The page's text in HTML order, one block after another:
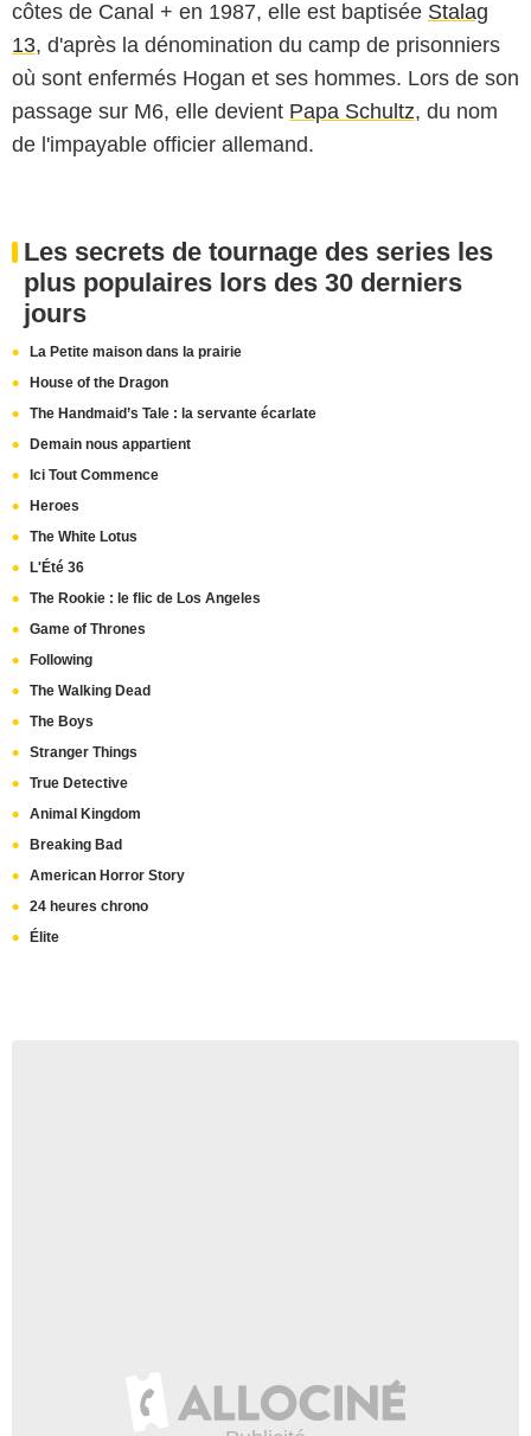
côtes de Canal + en 1987, elle est baptisée Stalag
13, d'après la dénomination du camp de prisonniers
où sont enfermés Hogan et ses hommes. Lors de son
passage sur M6, elle devient Papa Schultz, du nom
de l'impayable officier allemand.
Les secrets de tournage des series les
plus populaires lors des 30 derniers
jours
La Petite maison dans la prairie
House of the Dragon
The Handmaid’s Tale : la servante écarlate
Demain nous appartient
Ici Tout Commence
Heroes
The White Lotus
L'Été 36
The Rookie : le flic de Los Angeles
Game of Thrones
Following
The Walking Dead
The Boys
Stranger Things
True Detective
Animal Kingdom
Breaking Bad
American Horror Story
24 heures chrono
Élite